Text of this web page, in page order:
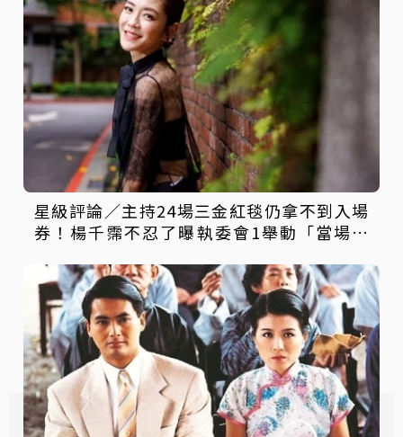
星級評論／主持24場三金紅毯仍拿不到入場
券！楊千霈不忍了曝執委會1舉動「當場爆